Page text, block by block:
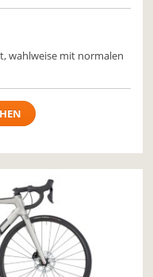
wahlweise mit normalen